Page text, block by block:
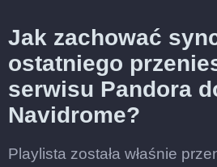
Jak zachować
ostatniego
serwisu Pandora
Navidrome?
Playlista została właśnie